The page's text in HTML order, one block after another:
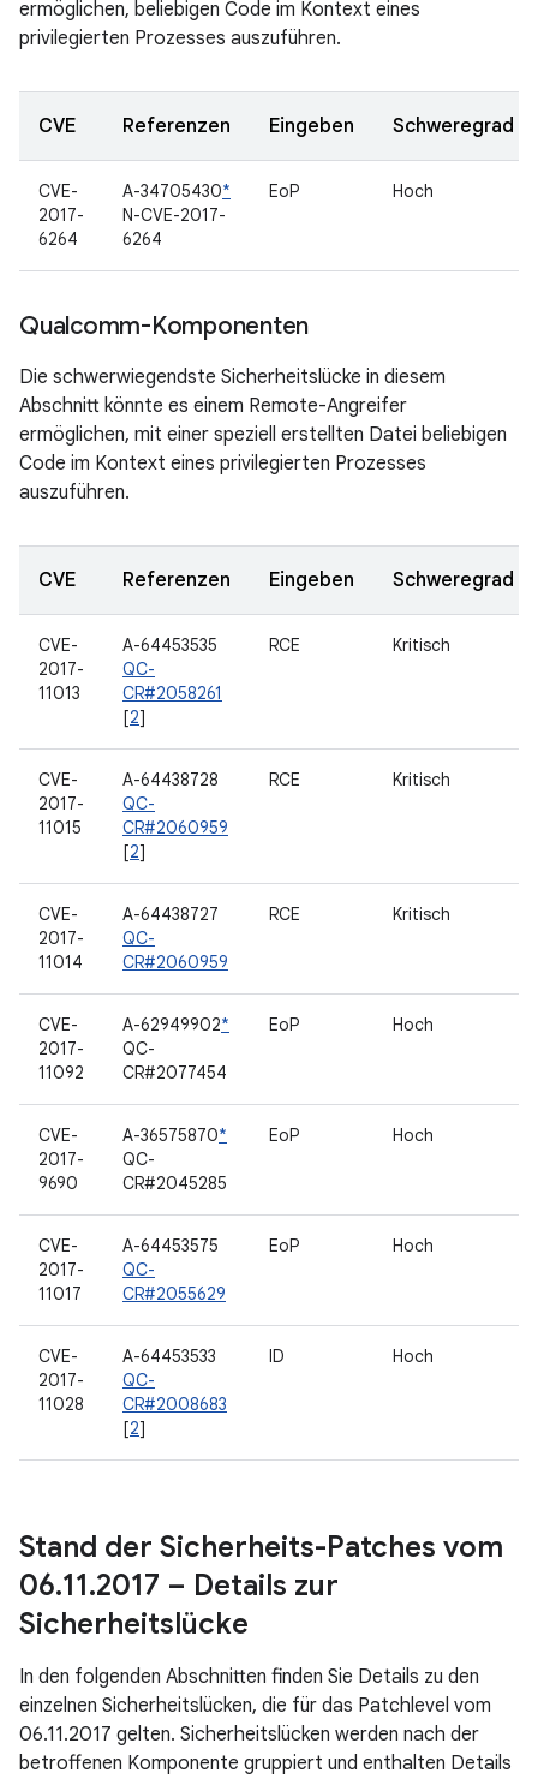
ermöglichen, beliebigen Code im Kontext eines
privilegierten Prozesses auszuführen.
CVE Referenzen Eingeben Schweregrad
CVE-
2017-
6264
A-34705430*
N-CVE-2017-
6264
EoP Hoch
Qualcomm-Komponenten
Die schwerwiegendste Sicherheitslücke in diesem
Abschnitt könnte es einem Remote-Angreifer
ermöglichen, mit einer speziell erstellten Datei beliebigen
Code im Kontext eines privilegierten Prozesses
auszuführen.
CVE Referenzen Eingeben Schweregrad
CVE-
2017-
11013
A-64453535
QC-
CR#2058261
[2]
RCE Kritisch
CVE-
2017-
11015
A-64438728
QC-
CR#2060959
[2]
RCE Kritisch
CVE-
2017-
11014
A-64438727
QC-
CR#2060959
RCE Kritisch
CVE-
2017-
11092
A-62949902*
QC-
CR#2077454
EoP Hoch
CVE-
2017-
9690
A-36575870*
QC-
CR#2045285
EoP Hoch
CVE-
2017-
11017
A-64453575
QC-
CR#2055629
EoP Hoch
CVE-
2017-
11028
A-64453533
QC-
CR#2008683
[2]
ID Hoch
Stand der Sicherheits-Patches vom
06.11.2017 – Details zur
Sicherheitslücke
In den folgenden Abschnitten finden Sie Details zu den
einzelnen Sicherheitslücken, die für das Patchlevel vom
06.11.2017 gelten. Sicherheitslücken werden nach der
betroffenen Komponente gruppiert und enthalten Details